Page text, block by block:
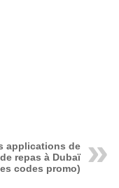
applications de
repas à Dubaï
codes promo)